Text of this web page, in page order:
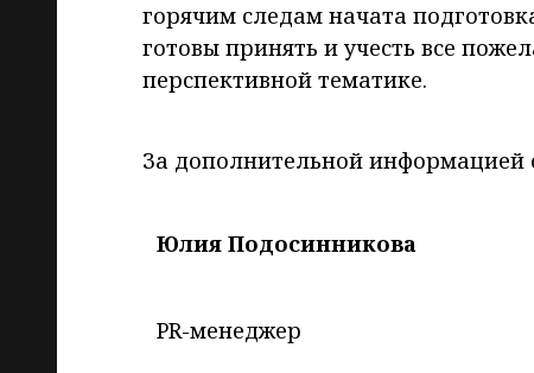
горячим следам начата
готовы принять и учесть все
перспективной тематике.
За дополнительной информацией
Юлия Подосинникова
PR-менеджер